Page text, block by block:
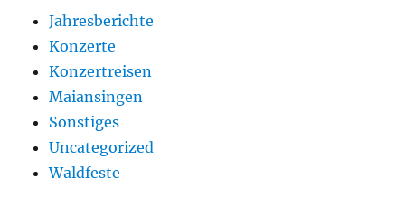
Jahresberichte
Konzerte
Konzertreisen
Maiansingen
Sonstiges
Uncategorized
Waldfeste